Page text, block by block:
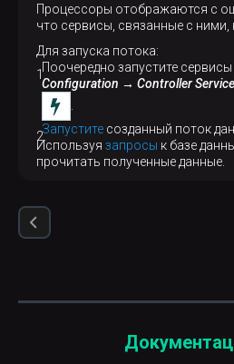
Процессоры отображаются с
что сервисы, связанные с ними,
Для запуска потока:
Поочередно запустите
Configuration → Controller
Запустите созданный поток
Используя запросы к базе
прочитать полученные данные.